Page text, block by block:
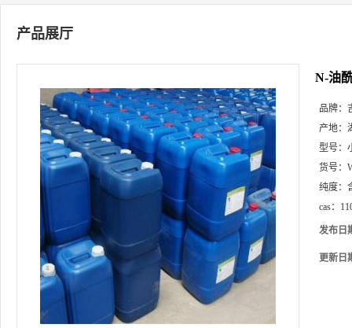
产品展厅
N-油
品牌：
产地：
型号：
货号：
纯度：
cas：
发布日
更新日